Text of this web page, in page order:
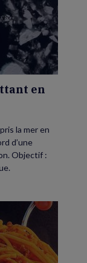
en
la mer en
d’une
Objectif :